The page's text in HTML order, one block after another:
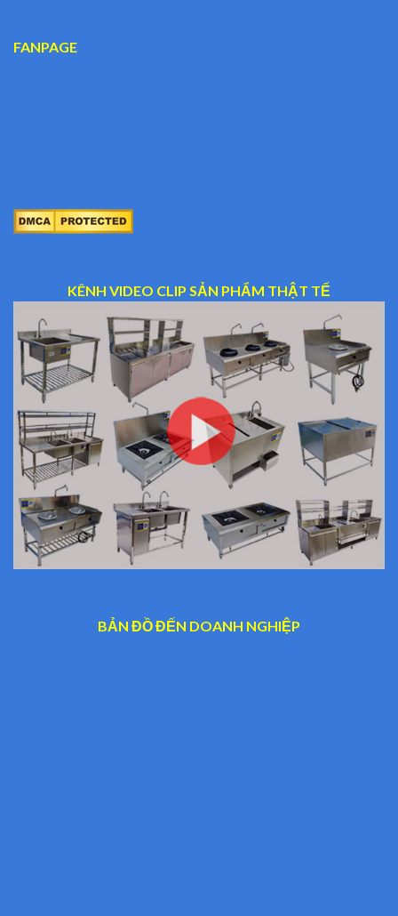
FANPAGE
KÊNH VIDEO CLIP SẢN PHẨM THẬT TẾ
BẢN ĐỒ ĐẾN DOANH NGHIỆP